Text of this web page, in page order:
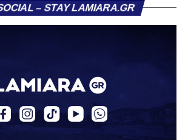
Αναβύσσου ανακοινώνει την
γεμάτη χρονιά στη Γ’
στην ΑΕΚ Β’, με την οποία
– STAY LAMIARA.GR